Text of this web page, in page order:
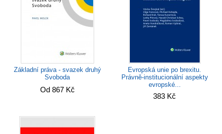
Základní práva - svazek druhý
Svoboda
Od 867 Kč
Evropská unie po brexitu.
Právně-institucionální aspekty
evropské...
383 Kč